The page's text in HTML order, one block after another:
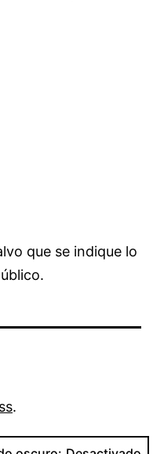
que se indique lo
.